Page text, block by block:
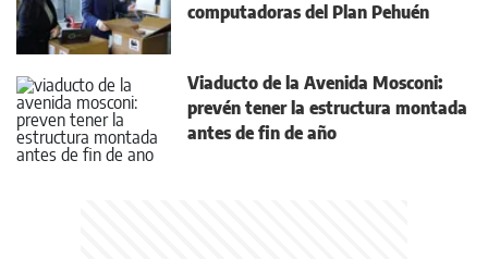
computadoras del Plan Pehuén
Viaducto de la Avenida Mosconi:
prevén tener la estructura montada
antes de fin de año